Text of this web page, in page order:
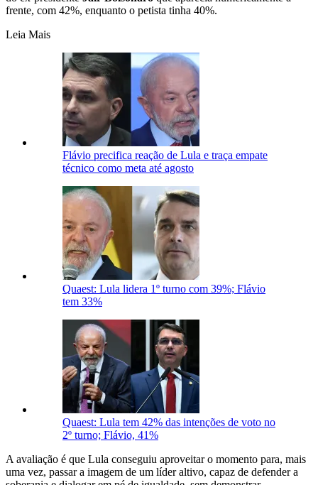
frente, com 42%, enquanto o petista tinha 40%.
Leia Mais
Flávio precifica reação de Lula e traça empate
técnico como meta até agosto
Quaest: Lula lidera 1º turno com 39%; Flávio
tem 33%
Quaest: Lula tem 42% das intenções de voto no
2º turno; Flávio, 41%
A avaliação é que Lula conseguiu aproveitar o momento para, mais
uma vez, passar a imagem de um líder altivo, capaz de defender a